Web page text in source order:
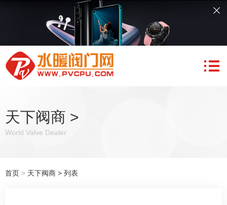
天下阀商 >
World Valve Dealer
首页 > 天下阀商 > 列表